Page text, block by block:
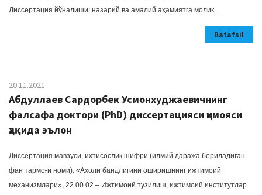
Диссертация йўналиши: назарий ва амалий аҳамиятга молик...
Batafsil
20.11.2021
Абдуллаев Сардорбек Усмонхуджаевичнинг
фалсафа доктори (PhD) диссертацияси ҳимояси
ҳақида эълон
Диссертация мавзуси, ихтисослик шифри (илмий даража бериладиган
фан тармоғи номи): «Аҳоли бандлигини оширишнинг ижтимоий
механизмлари», 22.00.02 – Ижтимоий тузилиш, ижтимоий институтлар